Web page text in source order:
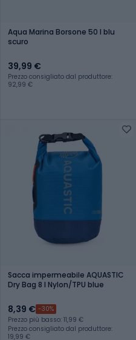
Aqua Marina Borsone 50 l blu
scuro
39,99 €
Prezzo consigliato dal produttore:
92,99 €
Sacca impermeabile AQUASTIC
Dry Bag 8 l Nylon/TPU blue
8,39 € -30%
Prezzo più basso: 11,99 €
Prezzo consigliato dal produttore:
19,99 €